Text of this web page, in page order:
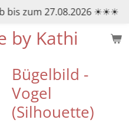
by Kathi
bis zum 27.08.2026 ☀☀☀
Bügelbild -
Vogel
(Silhouette)